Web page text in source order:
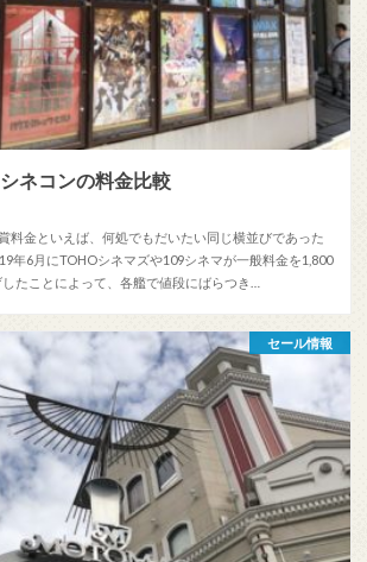
ネコンの料金比較
料金といえば、何処でもだいたい同じ横並びであった
年6月にTOHOシネマズや109シネマが一般料金を1,800
たことによって、各艦で値段にばらつき…
セール情報